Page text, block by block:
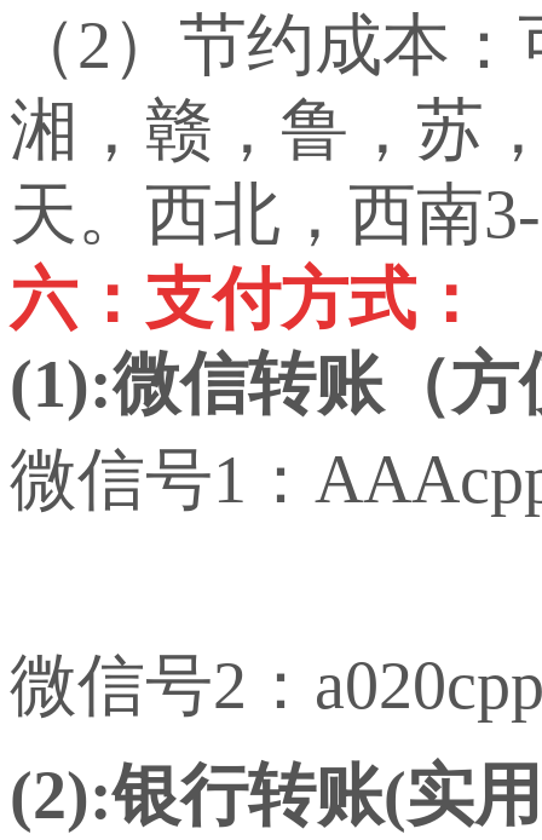
（2）节约成本
湘，赣，鲁，苏
天。西北，西南
六：支付方式：
(1):微信转账（方
微信号1：
微信号2：
(2):银行转账(实